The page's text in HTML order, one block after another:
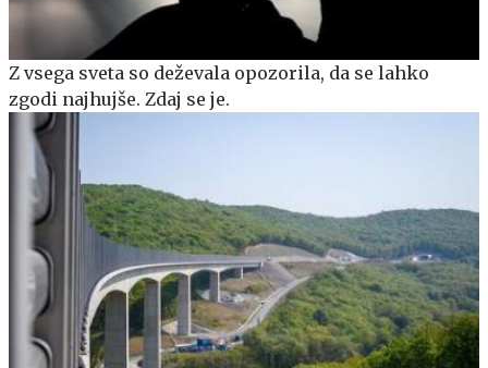
Z vsega sveta so deževala opozorila, da se lahko
zgodi najhujše. Zdaj se je.